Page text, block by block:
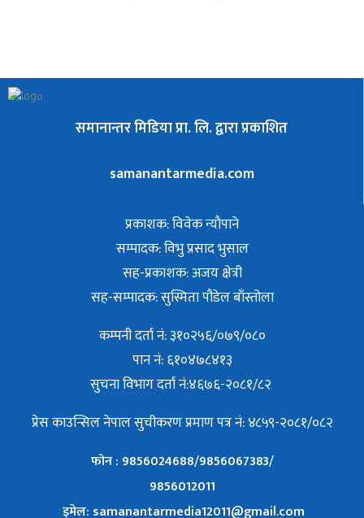
समानान्तर मिडिया प्रा. लि. द्वारा प्रकाशित
samanantarmedia.com
प्रकाशक: विवेक न्याैपाने
सम्पादक: विभु प्रसाद भुसाल
सह-प्रकाशक: अजय क्षेत्री
सह-सम्पादक: सुस्मिता पौडेल बाँस्तोला
कम्पनी दर्ता नं: ३१०२५६/०७९/०८०
पान नं: ६१०४७८४१३
सुचना विभाग दर्ता नं:४६७६-२०८१/८२
प्रेस काउन्सिल नेपाल सुचीकरण प्रमाण पत्र नं: ४८५९-२०८१/०८२
फोन : 9856024688/9856067383/
9856012011
इमेल: samanantarmedia12011@gmail.com